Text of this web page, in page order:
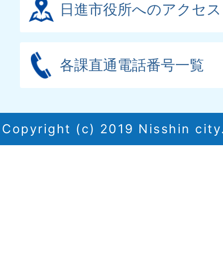
日進市役所へのアクセス
各課直通電話番号一覧
Copyright (c) 2019 Nisshin